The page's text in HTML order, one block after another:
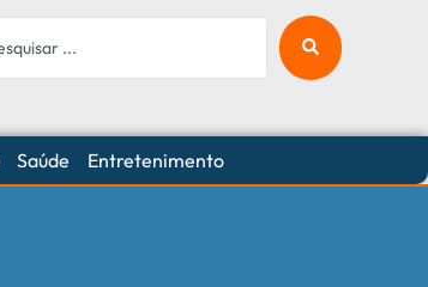
Saúde Entretenimento